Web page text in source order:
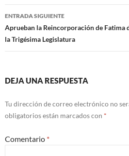
ENTRADA SIGUIENTE
Aprueban la Reincorporación de Fatima
la Trigésima Legislatura
DEJA UNA RESPUESTA
Tu dirección de correo electrónico no
obligatorios están marcados con *
Comentario *